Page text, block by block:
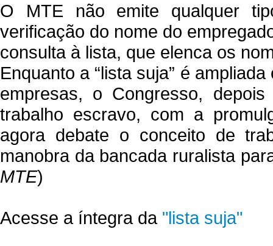
O MTE não emite qualquer
verificação do nome do
consulta à lista, que elenca os
Enquanto a “lista suja” é
empresas, o Congresso,
trabalho escravo, com a
agora debate o conceito de
manobra da bancada ruralista
MTE)
Acesse a íntegra da "lista suja"